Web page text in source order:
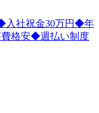
入社祝金30万円◆年
格安◆週払い制度